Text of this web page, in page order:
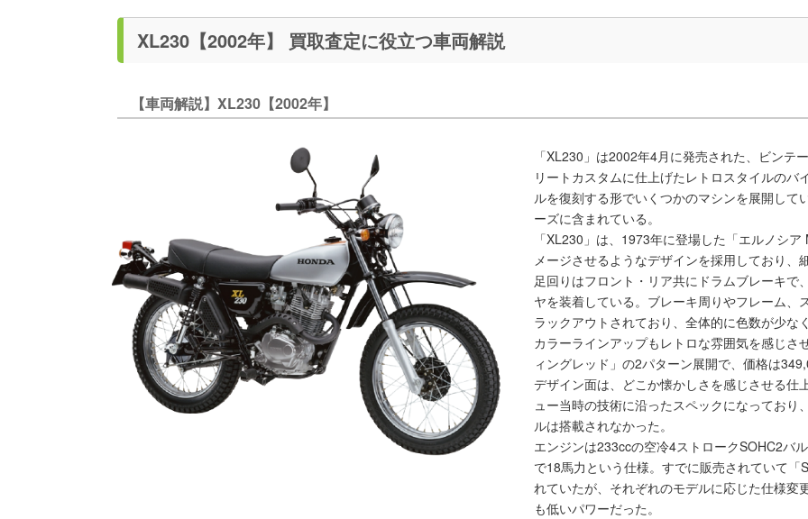
XL230【2002年】 買取査定に役立つ車両解説
【車両解説】XL230【2002年】
「XL230」は2002年4月に発売された、ビン
リートカスタムに仕上げたレトロスタイルの
ルを復刻する形でいくつかのマシンを展開し
ーズに含まれている。
「XL230」は、1973年に登場した「エルノシ
メージさせるようなデザインを採用しており、
足回りはフロント・リア共にドラムブレーキ
ヤを装着している。ブレーキ周りやフレーム
ラックアウトされており、全体的に色数が少な
カラーラインアップもレトロな雰囲気を感じ
ィングレッド」の2パターン展開で、価格は
デザイン面は、どこか懐かしさを感じさせる
ュー当時の技術に沿ったスペックになってお
ルは搭載されなかった。
エンジンは233ccの空冷4ストロークSOHC2バ
で18馬力という仕様。すでに販売されていて
れていたが、それぞれのモデルに応じた仕様
も低いパワーだった。